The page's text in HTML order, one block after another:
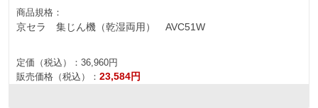
商品規格：
京セラ 集じん機（乾湿両用） AVC51W
定価（税込）： 36,960円
販売価格（税込）： 23,584円